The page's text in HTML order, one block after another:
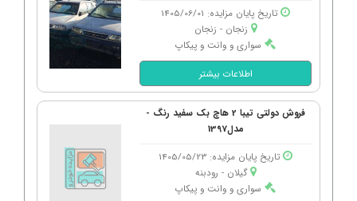
تاریخ پایان مزایده: 1405/06/01
زنجان - زنجان
سواری و وانت و پیکاپ
اطلاعات بیشتر
فروش دولتی تیبا 2 هاچ بک سفید رنگ -
مدل1397
تاریخ پایان مزایده: 1405/05/23
گیلان - رودبنه
سواری و وانت و پیکاپ